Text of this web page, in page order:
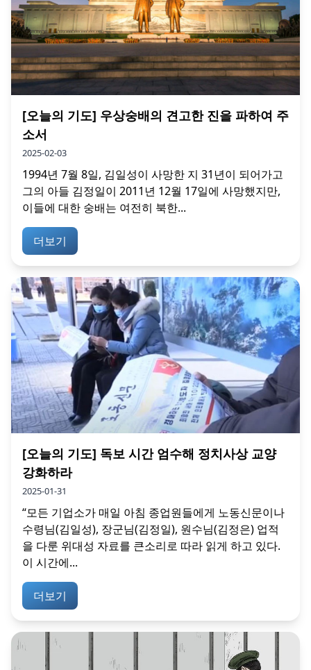
[오늘의 기도] 우상숭배의 견고한 진을 파하여 주
소서
2025-02-03
1994년 7월 8일, 김일성이 사망한 지 31년이 되어가고
그의 아들 김정일이 2011년 12월 17일에 사망했지만,
이들에 대한 숭배는 여전히 북한...
더보기
[오늘의 기도] 독보 시간 엄수해 정치사상 교양
강화하라
2025-01-31
“모든 기업소가 매일 아침 종업원들에게 노동신문이나
수령님(김일성), 장군님(김정일), 원수님(김정은) 업적
을 다룬 위대성 자료를 큰소리로 따라 읽게 하고 있다.
이 시간에...
더보기